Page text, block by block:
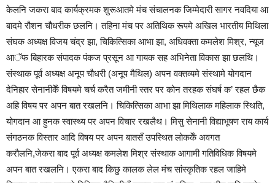
केलनि जकरा बाद कार्यक्रमक शुरूआतमे मंच संचालनक जिम्मेदारी सागर नवदिया आ
बादमे रौशन चौधरीक छलनि। तहिना मंच पर अतिथिक रूपमे अखिल भारतीय मिथिला
संघक अध्यक्ष विजय चंद्र झा, चिकित्सिका आभा झा, अधिवक्ता कमलेश मिश्र, न्यूज
आॅफ बिहारक संपादक पंकज प्रसून आ गायक सह अभिनेता विकास झा छलथि।
संस्थाक पूर्व अध्यक्ष अनूप चौधरी (अनूप मैथिल) अपन वक्तव्यमे संस्थामे योगदान
देनिहार सेनानीकेँ विषयमे चर्च करैत जमीनी स्तर पर कोन तरहक संघर्ष क’ रहल छैक
अहि विषय पर अपन बात रखलनि। चिकित्सिका आभा झा मिथिलाक महिलाक स्थिति,
योगदान आ हुनक स्वास्थ्य पर अपन विचार रखलैथ। मिसु सेनानी विद्याभूषण राय कार्य
संगठनक विस्तार आदि विषय पर अपन बातसँ उपस्थित लोककेँ अवगत
करौलनि,जेकरा बाद पूर्व अध्यक्ष कमलेश मिश्र संस्थाक आगामी गतिविधिक विषयमे
अपन बात रखलनि। एकरा बाद किछु कालक लेल मंच सांस्कृतिक रहल जाहिमे